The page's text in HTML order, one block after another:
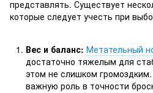
представлять. Существует
которые следует учесть при
Вес и баланс: Метательный
достаточно тяжелым для
этом не слишком
важную роль в точности